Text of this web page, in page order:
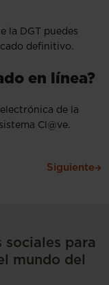
la DGT puedes
definitivo.
en línea?
de la
Cl@ve.
Siguiente
sociales para
mundo del